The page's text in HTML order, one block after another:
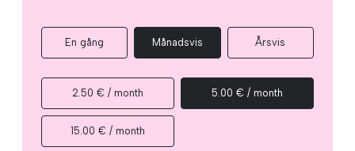
En gång Månadsvis Årsvis
2.50 € / month 5.00 € / month
15.00 € / month